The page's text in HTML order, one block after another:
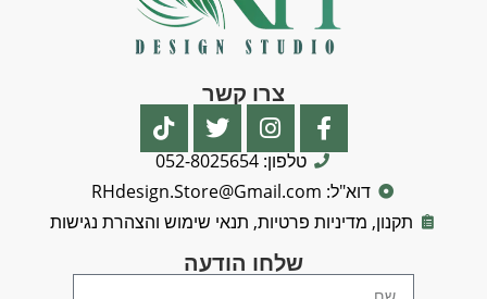
צרו קשר
טלפון: 052-8025654
דוא"ל: RHdesign.Store@Gmail.com
תקנון, מדיניות פרטיות, תנאי שימוש והצהרת נגישות
שלחו הודעה